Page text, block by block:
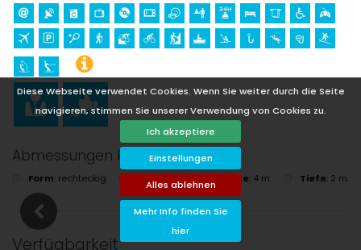
Diese Webseite verwendet Cookies. Wenn Sie weiter durch die Seite
navigieren, stimmen Sie unserer Verwendung von Cookies zu.
Ich akzeptiere
Einstellungen
Alles ablehnen
Mehr Info finden Sie
hier
Abmessungen Pool
Form: rechteckig Länge 8 m. Breite: 4 m. Tiefe: 2 m.
Verfügbarkeit